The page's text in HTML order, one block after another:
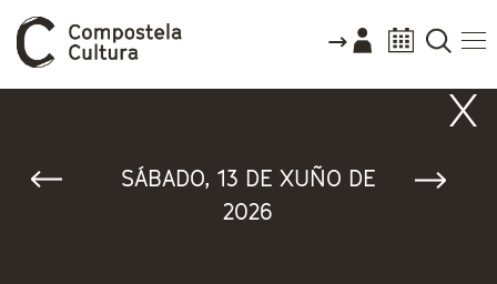
SÁBADO, 13 DE XUÑO DE
2026